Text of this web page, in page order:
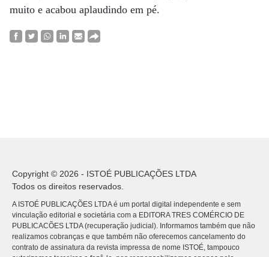
muito e acabou aplaudindo em pé.
Copyright © 2026 - ISTOÉ PUBLICAÇÕES LTDA
Todos os direitos reservados.
A ISTOÉ PUBLICAÇÕES LTDA é um portal digital independente e sem
vinculação editorial e societária com a EDITORA TRES COMÉRCIO DE
PUBLICACÕES LTDA (recuperação judicial). Informamos também que não
realizamos cobranças e que também não oferecemos cancelamento do
contrato de assinatura da revista impressa de nome ISTOÉ, tampouco